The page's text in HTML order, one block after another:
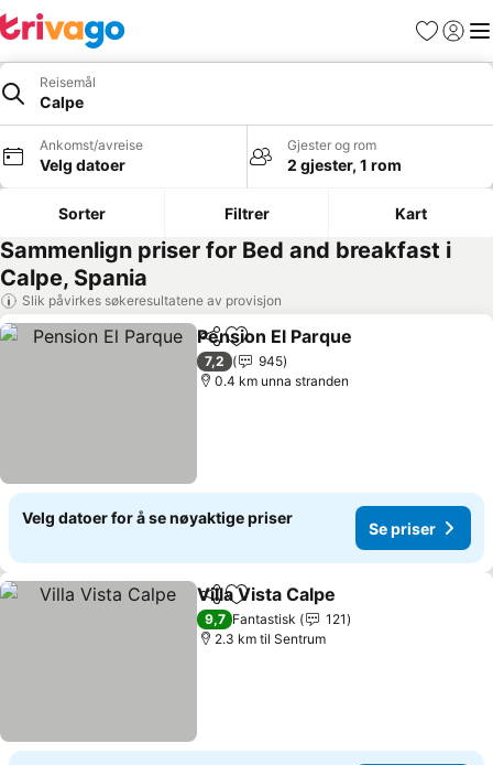
Favoritter
Logg
Reisemål
Calpe
Ankomst/avreise
Velg datoer
Gjester og rom
2 gjester, 1 rom
Sorter Filtrer Kart
Sammenlign priser for Bed and breakfast i
Calpe, Spania
Slik påvirkes søkeresultatene av provisjon
Del Legg til i favoritter
Pension El Parque
7,2
945
0.4 km unna stranden
Velg datoer for å se nøyaktige priser
Se priser
Del Legg til i favoritter
Villa Vista Calpe
9,7 Fantastisk
121
2.3 km til Sentrum